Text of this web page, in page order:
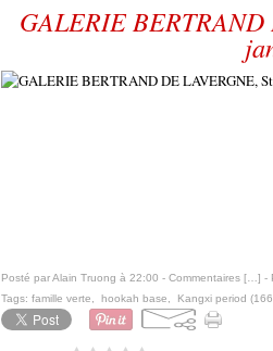
GALERIE
Posté par Alain Truong à 22:00 - Commentaires [ ] -
Tags: famille verte hookah base Kangxi period